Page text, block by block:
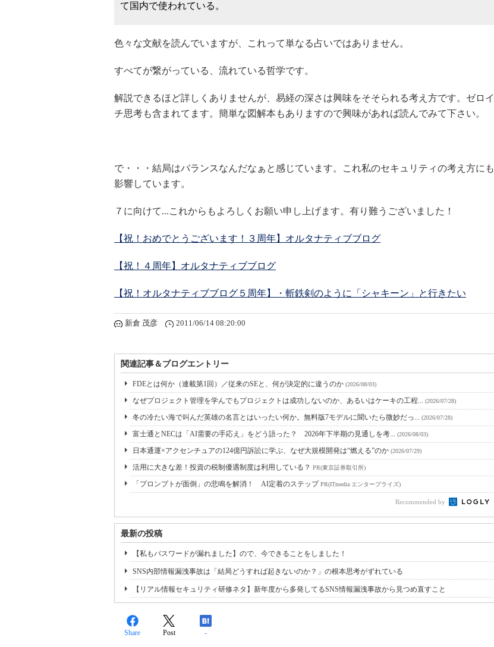
て国内で使われている。
色々な文献を読んでいますが、これって単なる占いではありません。
すべてが繋がっている、流れている哲学です。
解説できるほど詳しくありませんが、易経の深さは興味をそそられる考え方です。ゼロイ
チ思考も含まれてます。簡単な図解本もありますので興味があれば読んでみて下さい。
で・・・結局はバランスなんだなぁと感じています。これ私のセキュリティの考え方にも
影響しています。
７に向けて...これからもよろしくお願い申し上げます。有り難うございました！
【祝！おめでとうございます！３周年】オルタナティブブログ
【祝！４周年】オルタナティブブログ
【祝！オルタナティブブログ５周年】・斬鉄剣のように「シャキーン」と行きたい
新倉 茂彦 2011/06/14 08:20:00
関連記事＆ブログエントリー
FDEとは何か（連載第1回）／従来のSEと、何が決定的に違うのか (2026/08/03)
なぜプロジェクト管理を学んでもプロジェクトは成功しないのか、あるいはケーキの工程... (2026/07/28)
冬の冷たい海で叫んだ英雄の名言とはいったい何か。無料版7モデルに聞いたら微妙だっ... (2026/07/28)
富士通とNECは「AI需要の手応え」をどう語った？ 2026年下半期の見通しを考... (2026/08/03)
日本通運×アクセンチュアの124億円訴訟に学ぶ、なぜ大規模開発は“燃える”のか (2026/07/29)
活用に大きな差！投資の税制優遇制度は利用している？ PR(東京証券取引所)
「プロンプトが面倒」の悲鳴を解消！ AI定着のステップPR(ITmedia エンタープライズ)
Recommended by
最新の投稿
【私もパスワードが漏れました】ので、今できることをしました！
SNS内部情報漏洩事故は「結局どうすれば起きないのか？」の根本思考がずれている
【リアル情報セキュリティ研修ネタ】新年度から多発してるSNS情報漏洩事故から見つめ直すこと
Share Post -